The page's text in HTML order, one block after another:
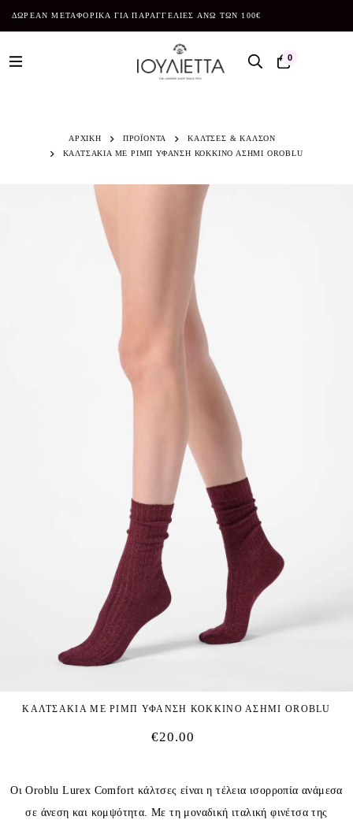
ΔΩΡΕΑΝ ΜΕΤΑΦΟΡΙΚΑ ΓΙΑ ΠΑΡΑΓΓΕΛΙΕΣ ΑΝΩ ΤΩΝ 100€
0
ΑΡΧΙΚΗ ΠΡΟΪΌΝΤΑ
ΚΑΛΤΣΕΣ & ΚΑΛΣΟΝ
ΚΑΛΤΣΑΚΙΑ ΜΕ ΡΙΜΠ ΥΦΑΝΣΗ ΚΟΚΚΙΝΟ ΑΣΗΜΙ OROBLU
ΚΑΛΤΣΑΚΙΑ ΜΕ ΡΙΜΠ ΥΦΑΝΣΗ ΚΟΚΚΙΝΟ ΑΣΗΜΙ OROBLU
€20.00
Οι Oroblu Lurex Comfort κάλτσες είναι η τέλεια ισορροπία ανάμεσα
σε άνεση και κομψότητα. Με τη μοναδική ιταλική φινέτσα της